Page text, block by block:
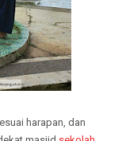
harapan, dan